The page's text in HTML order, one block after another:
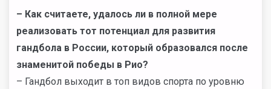
– Как считаете, удалось ли в полной мере
реализовать тот потенциал для развития
гандбола в России, который образовался после
знаменитой победы в Рио?
– Гандбол выходит в топ видов спорта по уровню